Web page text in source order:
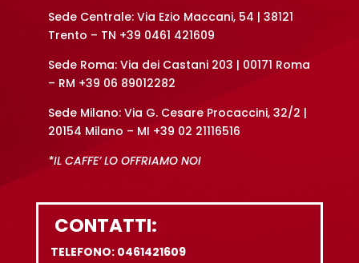
Sede Centrale: Via Ezio Maccani, 54 | 38121
Trento – TN +39 0461 421609
Sede Roma: Via dei Castani 203 | 00171 Roma
– RM +39 06 89012282
Sede Milano: Via G. Cesare Procaccini, 32/2 |
20154 Milano – MI +39 02 21116516
*IL CAFFE’ LO OFFRIAMO NOI
CONTATTI:
TELEFONO: 0461421609